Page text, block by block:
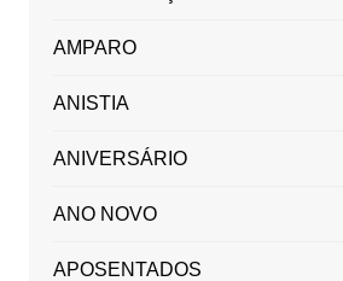
AMPARO
ANISTIA
ANIVERSÁRIO
ANO NOVO
APOSENTADOS